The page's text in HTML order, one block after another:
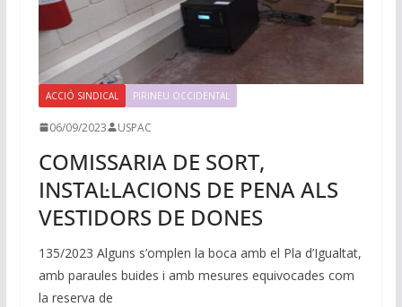
ACCIÓ SINDICAL PIRINEU OCCIDENTAL
06/09/2023 USPAC
COMISSARIA DE SORT,
INSTAL·LACIONS DE PENA ALS
VESTIDORS DE DONES
135/2023 Alguns s’omplen la boca amb el Pla d’Igualtat,
amb paraules buides i amb mesures equivocades com
la reserva de